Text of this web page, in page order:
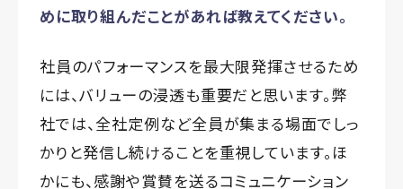
めに取り組んだことがあれば教えてください。
社員のパフォーマンスを最大限発揮させるため
には、バリューの浸透も重要だと思います。弊
社では、全社定例など全員が集まる場面でしっ
かりと発信し続けることを重視しています。ほ
かにも、感謝や賞賛を送るコミュニケーション